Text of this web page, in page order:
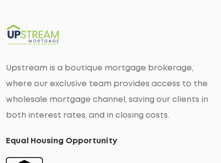
Upstream is a boutique mortgage brokerage,
where our exclusive team provides access to the
wholesale mortgage channel, saving our clients in
both interest rates, and in closing costs.
Equal Housing Opportunity